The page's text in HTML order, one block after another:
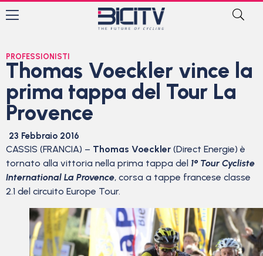
PROFESSIONISTI
Thomas Voeckler vince la
prima tappa del Tour La
Provence
23 Febbraio 2016
CASSIS (FRANCIA) – Thomas Voeckler (Direct Energie) è
tornato alla vittoria nella prima tappa del 1° Tour Cycliste
International La Provence, corsa a tappe francese classe
2.1 del circuito Europe Tour.